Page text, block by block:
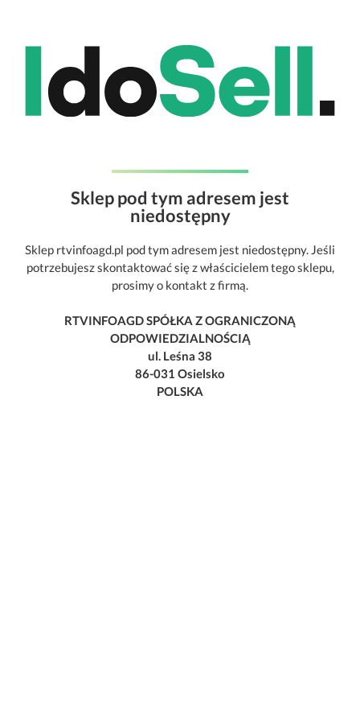
Sklep pod tym adresem jest
niedostępny
Sklep rtvinfoagd.pl pod tym adresem jest niedostępny. Jeśli
potrzebujesz skontaktować się z właścicielem tego sklepu,
prosimy o kontakt z firmą.
RTVINFOAGD SPÓŁKA Z OGRANICZONĄ
ODPOWIEDZIALNOŚCIĄ
ul. Leśna 38
86-031 Osielsko
POLSKA